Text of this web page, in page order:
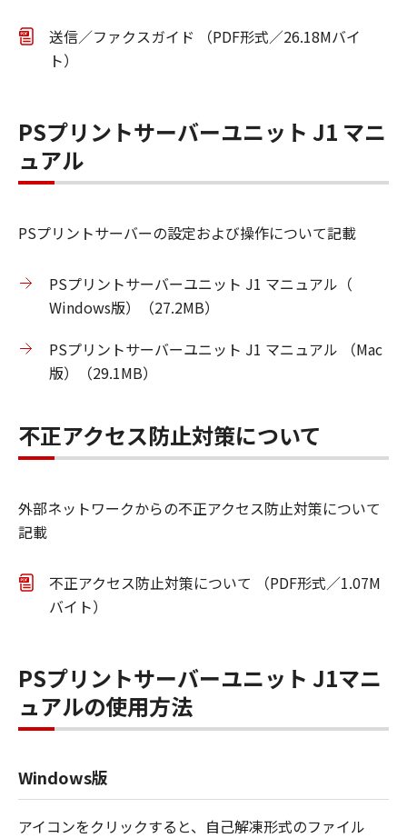
送信／ファクスガイド （PDF形式／26.18Mバイ
ト）
PSプリントサーバーユニット J1 マニ
ュアル
PSプリントサーバーの設定および操作について記載
PSプリントサーバーユニット J1 マニュアル（
Windows版）（27.2MB）
PSプリントサーバーユニット J1 マニュアル （Mac
版）（29.1MB）
不正アクセス防止対策について
外部ネットワークからの不正アクセス防止対策について
記載
不正アクセス防止対策について （PDF形式／1.07M
バイト）
PSプリントサーバーユニット J1マニ
ュアルの使用方法
Windows版
アイコンをクリックすると、自己解凍形式のファイル